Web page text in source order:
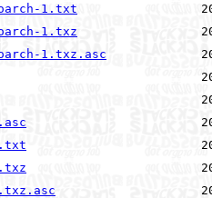
1.txt
1.txz
1.txz.asc